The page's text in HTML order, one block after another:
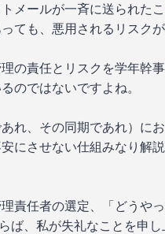
メールが一斉に送られたこ
ても、悪用されるリスク
の責任とリスクを学年幹
のではないですよね。
れ、その同期であれ）に
にさせない仕組みなり解
責任者の選定、「どうや
ば、私が失礼なことを申し